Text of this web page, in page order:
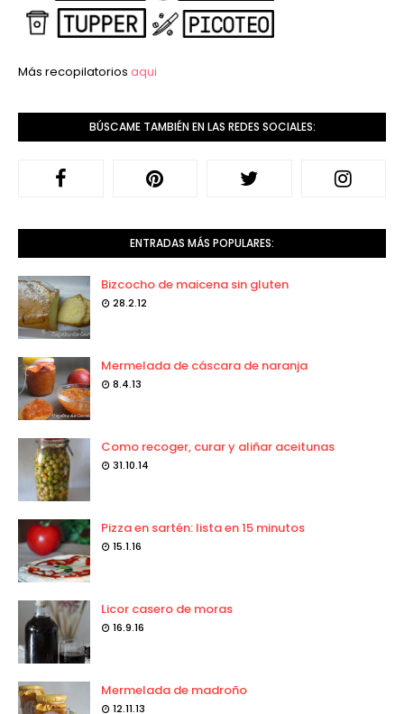
Más recopilatorios aqui
BÚSCAME TAMBIÉN EN LAS REDES SOCIALES:
ENTRADAS MÁS POPULARES:
Bizcocho de maicena sin gluten
28.2.12
Mermelada de cáscara de naranja
8.4.13
Como recoger, curar y aliñar aceitunas
31.10.14
Pizza en sartén: lista en 15 minutos
15.1.16
Licor casero de moras
16.9.16
Mermelada de madroño
12.11.13